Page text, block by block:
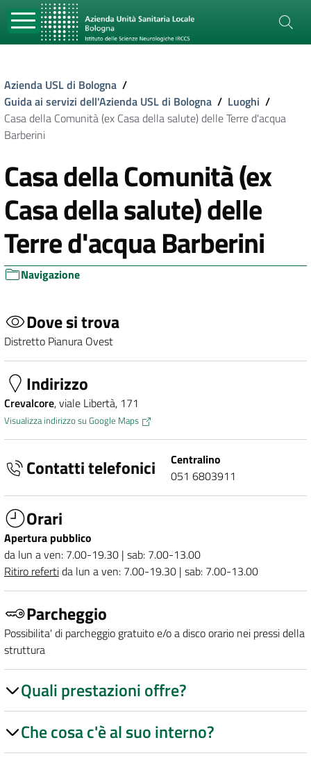
Azienda USL di Bologna /
Guida ai servizi dell'Azienda USL di Bologna / Luoghi /
Casa della Comunità (ex Casa della salute) delle Terre d'acqua
Barberini
Casa della Comunità (ex
Casa della salute) delle
Terre d'acqua Barberini
Navigazione
Dove si trova
Distretto Pianura Ovest
Indirizzo
Crevalcore, viale Libertà, 171
Visualizza indirizzo su Google Maps
Contatti telefonici
Centralino
051 6803911
Orari
Apertura pubblico
da lun a ven: 7.00-19.30 | sab: 7.00-13.00
Ritiro refertida lun a ven: 7.00-19.30 | sab: 7.00-13.00
Parcheggio
Possibilita' di parcheggio gratuito e/o a disco orario nei pressi della
struttura
Quali prestazioni offre?
Che cosa c'è al suo interno?